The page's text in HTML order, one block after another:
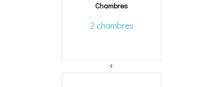
Chambres
2 chambres
<